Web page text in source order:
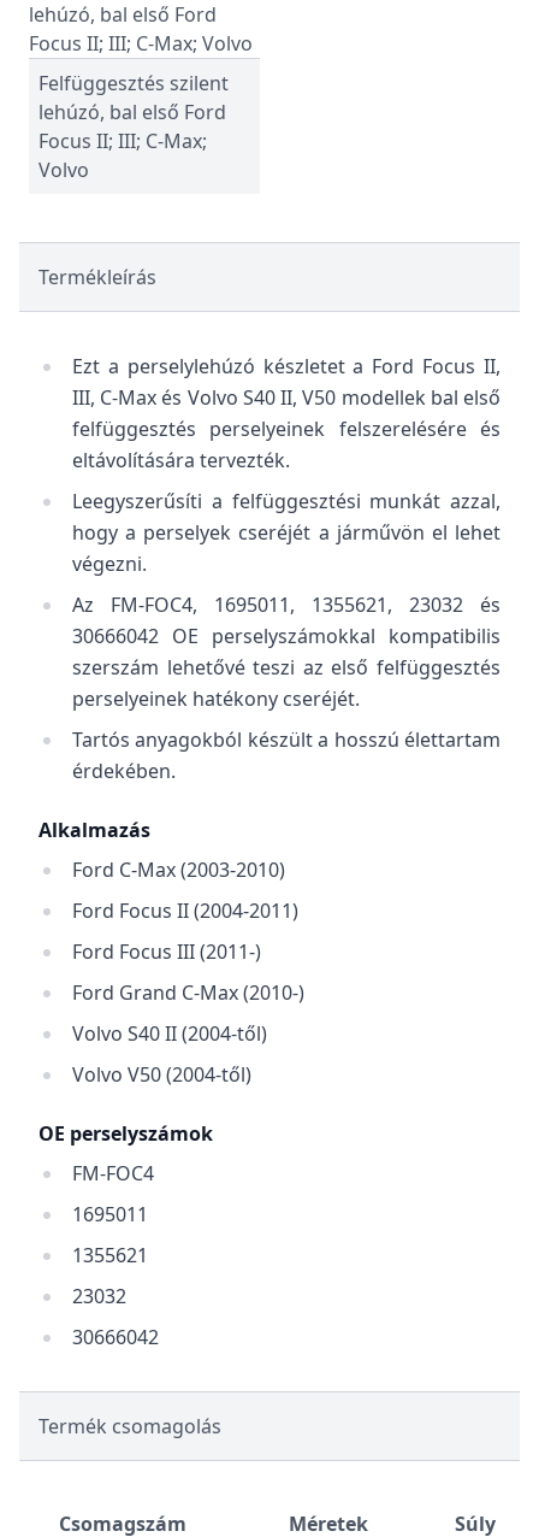
Felfüggesztés szilent
lehúzó, bal első Ford
Focus II; III; C-Max;
Volvo
Termékleírás
Ezt a perselylehúzó készletet a Ford Focus II,
III, C-Max és Volvo S40 II, V50 modellek bal első
felfüggesztés perselyeinek felszerelésére és
eltávolítására tervezték.
Leegyszerűsíti a felfüggesztési munkát azzal,
hogy a perselyek cseréjét a járművön el lehet
végezni.
Az FM-FOC4, 1695011, 1355621, 23032 és
30666042 OE perselyszámokkal kompatibilis
szerszám lehetővé teszi az első felfüggesztés
perselyeinek hatékony cseréjét.
Tartós anyagokból készült a hosszú élettartam
érdekében.
Alkalmazás
Ford C-Max (2003-2010)
Ford Focus II (2004-2011)
Ford Focus III (2011-)
Ford Grand C-Max (2010-)
Volvo S40 II (2004-től)
Volvo V50 (2004-től)
OE perselyszámok
FM-FOC4
1695011
1355621
23032
30666042
Termék csomagolás
Csomagszám Méretek Súly